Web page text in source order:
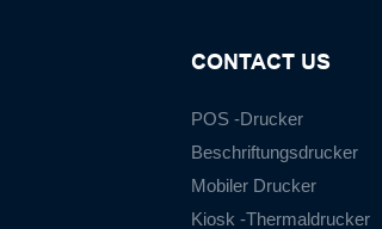
CONTACT US
POS -Drucker
Beschriftungsdrucker
Mobiler Drucker
Kiosk -Thermaldrucker